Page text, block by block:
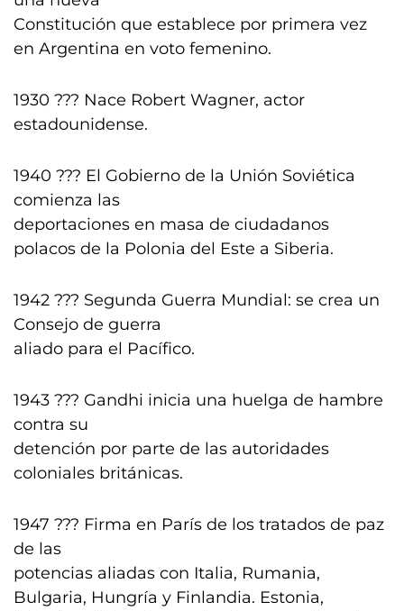
Constitución que establece por primera vez
en Argentina en voto femenino.
1930 ??? Nace Robert Wagner, actor
estadounidense.
1940 ??? El Gobierno de la Unión Soviética
comienza las
deportaciones en masa de ciudadanos
polacos de la Polonia del Este a Siberia.
1942 ??? Segunda Guerra Mundial: se crea un
Consejo de guerra
aliado para el Pacífico.
1943 ??? Gandhi inicia una huelga de hambre
contra su
detención por parte de las autoridades
coloniales británicas.
1947 ??? Firma en París de los tratados de paz
de las
potencias aliadas con Italia, Rumania,
Bulgaria, Hungría y Finlandia. Estonia,